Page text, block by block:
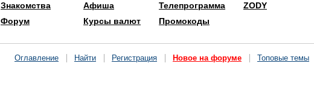
Знакомства
Форум
Афиша
Курсы валют
Телепрограмма
Промокоды
ZODY
Оглавление Найти Регистрация Новое на форуме Топовые темы